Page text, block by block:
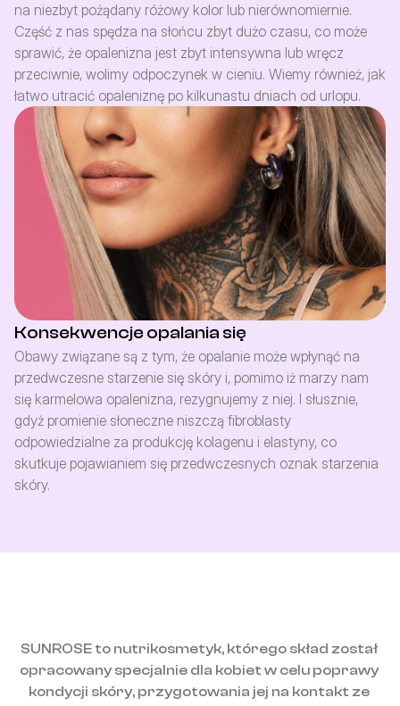
na niezbyt pożądany różowy kolor lub nierównomiernie.
Część z nas spędza na słońcu zbyt dużo czasu, co może
sprawić, że opalenizna jest zbyt intensywna lub wręcz
przeciwnie, wolimy odpoczynek w cieniu. Wiemy również, jak
łatwo utracić opaleniznę po kilkunastu dniach od urlopu.
Konsekwencje opalania się
Obawy związane są z tym, że opalanie może wpłynąć na
przedwczesne starzenie się skóry i, pomimo iż marzy nam
się karmelowa opalenizna, rezygnujemy z niej. I słusznie,
gdyż promienie słoneczne niszczą fibroblasty
odpowiedzialne za produkcję kolagenu i elastyny, co
skutkuje pojawianiem się przedwczesnych oznak starzenia
skóry.
SUNROSE to nutrikosmetyk, którego skład został
opracowany specjalnie dla kobiet w celu poprawy
kondycji skóry, przygotowania jej na kontakt ze